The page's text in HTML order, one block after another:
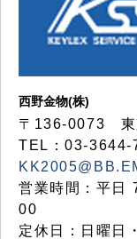
西野金物(株)
〒136-0073 東
TEL：
営業時間：平日
00
定休日：日曜日